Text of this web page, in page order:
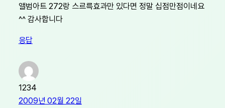
앨범아트 272랑 스르륵효과만 있다면 정말 십점만점이네요
^^ 감사합니다
응답
1234
2009년 02월 22일